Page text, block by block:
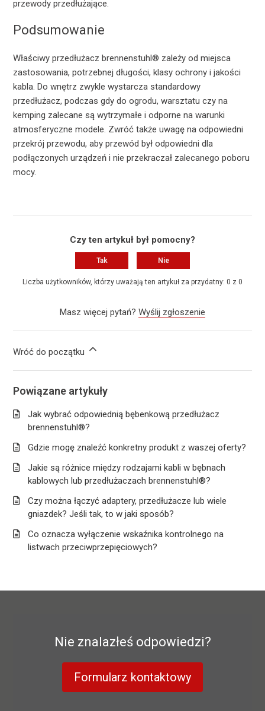
przewody przedłużające.
Podsumowanie
Właściwy przedłużacz brennenstuhl® zależy od miejsca
zastosowania, potrzebnej długości, klasy ochrony i jakości
kabla. Do wnętrz zwykle wystarcza standardowy
przedłużacz, podczas gdy do ogrodu, warsztatu czy na
kemping zalecane są wytrzymałe i odporne na warunki
atmosferyczne modele. Zwróć także uwagę na odpowiedni
przekrój przewodu, aby przewód był odpowiedni dla
podłączonych urządzeń i nie przekraczał zalecanego poboru
mocy.
Czy ten artykuł był pomocny?
Tak Nie
Liczba użytkowników, którzy uważają ten artykuł za przydatny: 0 z 0
Masz więcej pytań? Wyślij zgłoszenie
Wróć do początku
Powiązane artykuły
Jak wybrać odpowiednią bębenkową przedłużacz
brennenstuhl®?
Gdzie mogę znaleźć konkretny produkt z waszej oferty?
Jakie są różnice między rodzajami kabli w bębnach
kablowych lub przedłużaczach brennenstuhl®?
Czy można łączyć adaptery, przedłużacze lub wiele
gniazdek? Jeśli tak, to w jaki sposób?
Co oznacza wyłączenie wskaźnika kontrolnego na
listwach przeciwprzepięciowych?
Nie znalazłeś odpowiedzi?
Formularz kontaktowy